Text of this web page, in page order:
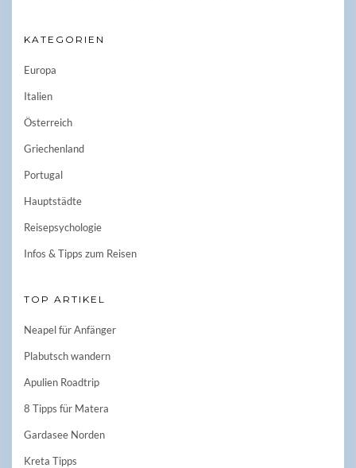
KATEGORIEN
Europa
Italien
Österreich
Griechenland
Portugal
Hauptstädte
Reisepsychologie
Infos & Tipps zum Reisen
TOP ARTIKEL
Neapel für Anfänger
Plabutsch wandern
Apulien Roadtrip
8 Tipps für Matera
Gardasee Norden
Kreta Tipps